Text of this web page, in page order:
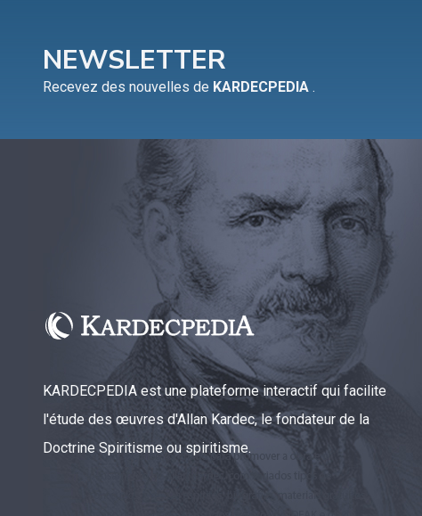
NEWSLETTER
Recevez des nouvelles de KARDECPEDIA .
KARDECPEDIA est une plateforme interactif qui facilite
l'étude des œuvres d'Allan Kardec, le fondateur de la
Doctrine Spiritisme ou spiritisme.